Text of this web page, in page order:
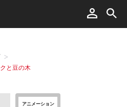
と豆の木
アニメーション